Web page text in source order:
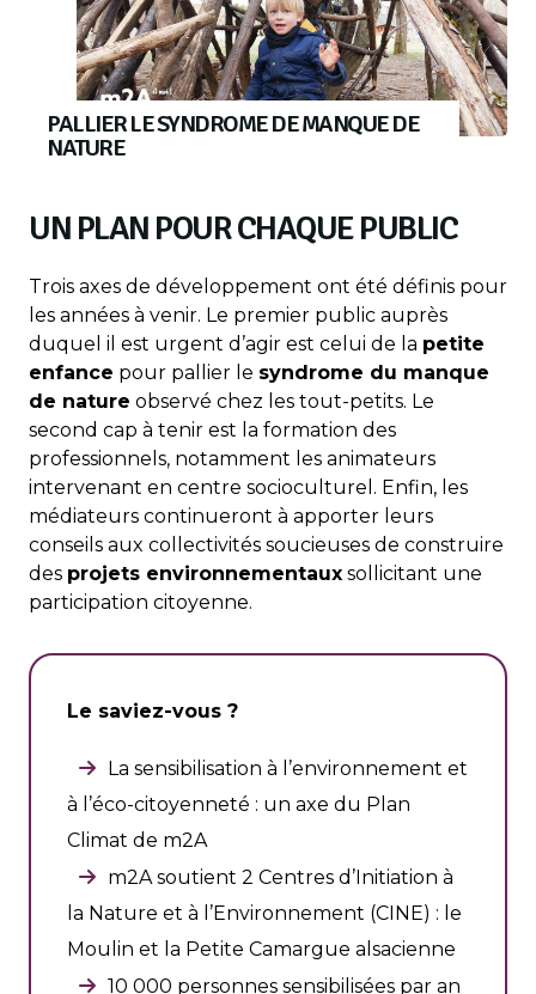
PALLIER LE SYNDROME DE MANQUE DE
NATURE
UN PLAN POUR CHAQUE PUBLIC
Trois axes de développement ont été définis pour
les années à venir. Le premier public auprès
duquel il est urgent d’agir est celui de la petite
enfance pour pallier le syndrome du manque
de nature observé chez les tout-petits. Le
second cap à tenir est la formation des
professionnels, notamment les animateurs
intervenant en centre socioculturel. Enfin, les
médiateurs continueront à apporter leurs
conseils aux collectivités soucieuses de construire
des projets environnementaux sollicitant une
participation citoyenne.
Le saviez-vous ?
La sensibilisation à l’environnement et
à l’éco-citoyenneté : un axe du Plan
Climat de m2A
m2A soutient 2 Centres d’Initiation à
la Nature et à l’Environnement (CINE) : le
Moulin et la Petite Camargue alsacienne
10 000 personnes sensibilisées par an